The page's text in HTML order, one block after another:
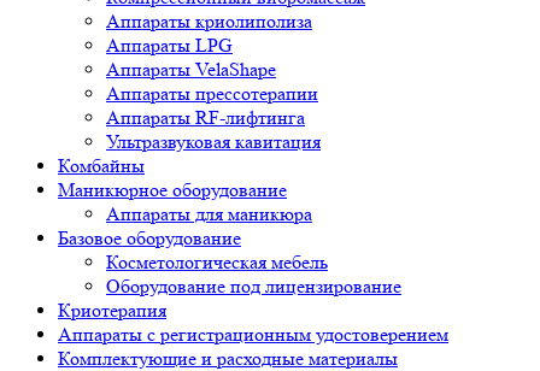
Аппараты криолиполиза
Аппараты LPG
Аппараты VelaShape
Аппараты прессотерапии
Аппараты RF-лифтинга
Ультразвуковая кавитация
Комбайны
Маникюрное оборудование
Аппараты для маникюра
Базовое оборудование
Косметологическая мебель
Оборудование под лицензирование
Криотерапия
Аппараты c регистрационным удостоверением
Комплектующие и расходные материалы